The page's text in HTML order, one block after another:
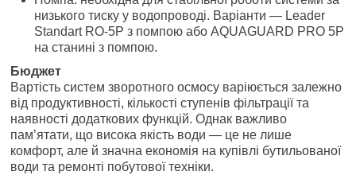
низького тиску у водопроводі. Варіанти — Leader
Standart RO-5P з помпою або AQUAGUARD PRO 5P
на станині з помпою.
Бюджет
Вартість систем зворотного осмосу варіюється залежно
від продуктивності, кількості ступенів фільтрації та
наявності додаткових функцій. Однак важливо
пам’ятати, що висока якість води — це не лише
комфорт, але й значна економія на купівлі бутильованої
води та ремонті побутової техніки.